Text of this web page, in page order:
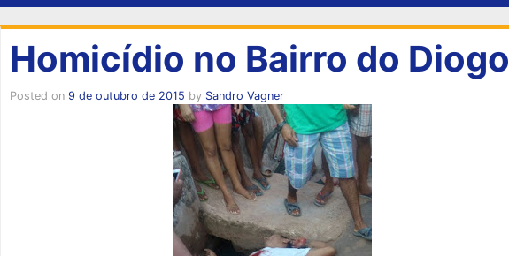
Homicídio no Bairro do Diogo
Posted on 9 de outubro de 2015 by Sandro Vagner